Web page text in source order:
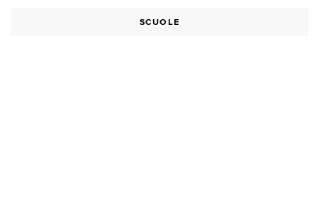
SCUOLE